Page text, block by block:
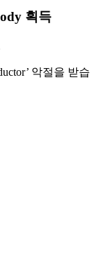
획득
악절을 받습